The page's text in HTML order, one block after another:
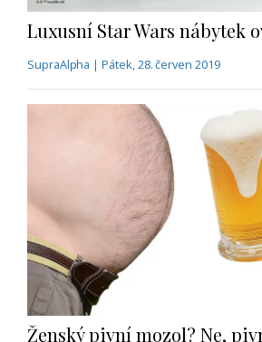
Luxusní Star Wars nábytek
SupraAlpha | Pátek, 28. červen 2019
Ženský pivní mozol? Ne,